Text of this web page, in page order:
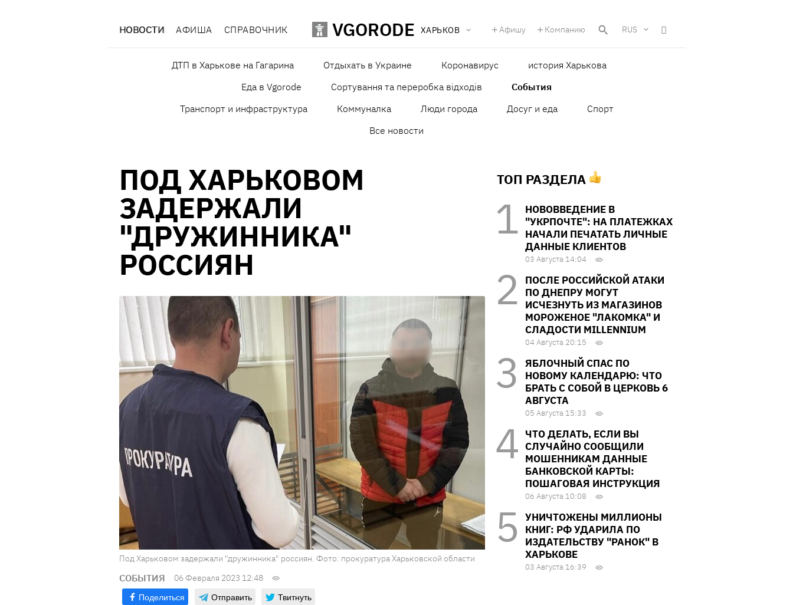
НОВОСТИ АФИША СПРАВОЧНИК VGORODE ХАРЬКОВ Афишу Компанию RUS
ДТП в Харькове на Гагарина Отдыхать в Украине Коронавирус
история Харькова
Еда в Vgorode
Сортування та переробка відходів
События
Транспорт и инфраструктура
Коммуналка Люди города Досуг и еда
Спорт
Все новости
ПОД ХАРЬКОВОМ
ЗАДЕРЖАЛИ
"ДРУЖИННИКА"
РОССИЯН
Под Харьковом задержали "дружинника" россиян. Фото: прокуратура Харьковской области
СОБЫТИЯ 06 Февраля 2023 12:48
Поделиться Отправить Твитнуть
ТОП РАЗДЕЛА
НОВОВВЕДЕНИЕ В
"УКРПОЧТЕ": НА ПЛАТЕЖКАХ
НАЧАЛИ ПЕЧАТАТЬ ЛИЧНЫЕ
ДАННЫЕ КЛИЕНТОВ
03 Августа 14:04
ПОСЛЕ РОССИЙСКОЙ АТАКИ
ПО ДНЕПРУ МОГУТ
ИСЧЕЗНУТЬ ИЗ МАГАЗИНОВ
МОРОЖЕНОЕ "ЛАКОМКА" И
СЛАДОСТИ MILLENNIUM
04 Августа 20:15
ЯБЛОЧНЫЙ СПАС ПО
НОВОМУ КАЛЕНДАРЮ: ЧТО
БРАТЬ С СОБОЙ В ЦЕРКОВЬ 6
АВГУСТА
05 Августа 15:33
ЧТО ДЕЛАТЬ, ЕСЛИ ВЫ
СЛУЧАЙНО СООБЩИЛИ
МОШЕННИКАМ ДАННЫЕ
БАНКОВСКОЙ КАРТЫ:
ПОШАГОВАЯ ИНСТРУКЦИЯ
06 Августа 10:08
УНИЧТОЖЕНЫ МИЛЛИОНЫ
КНИГ: РФ УДАРИЛА ПО
ИЗДАТЕЛЬСТВУ "РАНОК" В
ХАРЬКОВЕ
03 Августа 16:39